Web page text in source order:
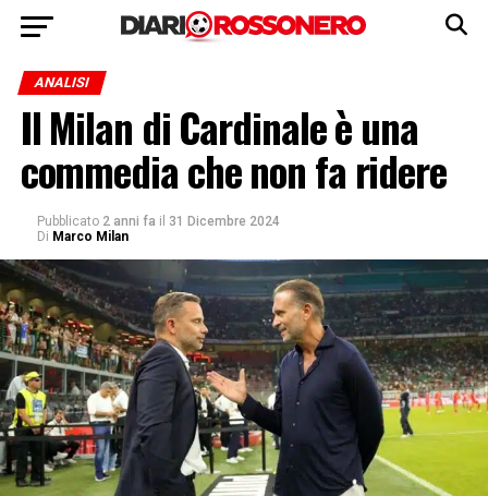
ANALISI
Il Milan di Cardinale è una
commedia che non fa ridere
Pubblicato 2 anni fa il 31 Dicembre 2024
Di Marco Milan